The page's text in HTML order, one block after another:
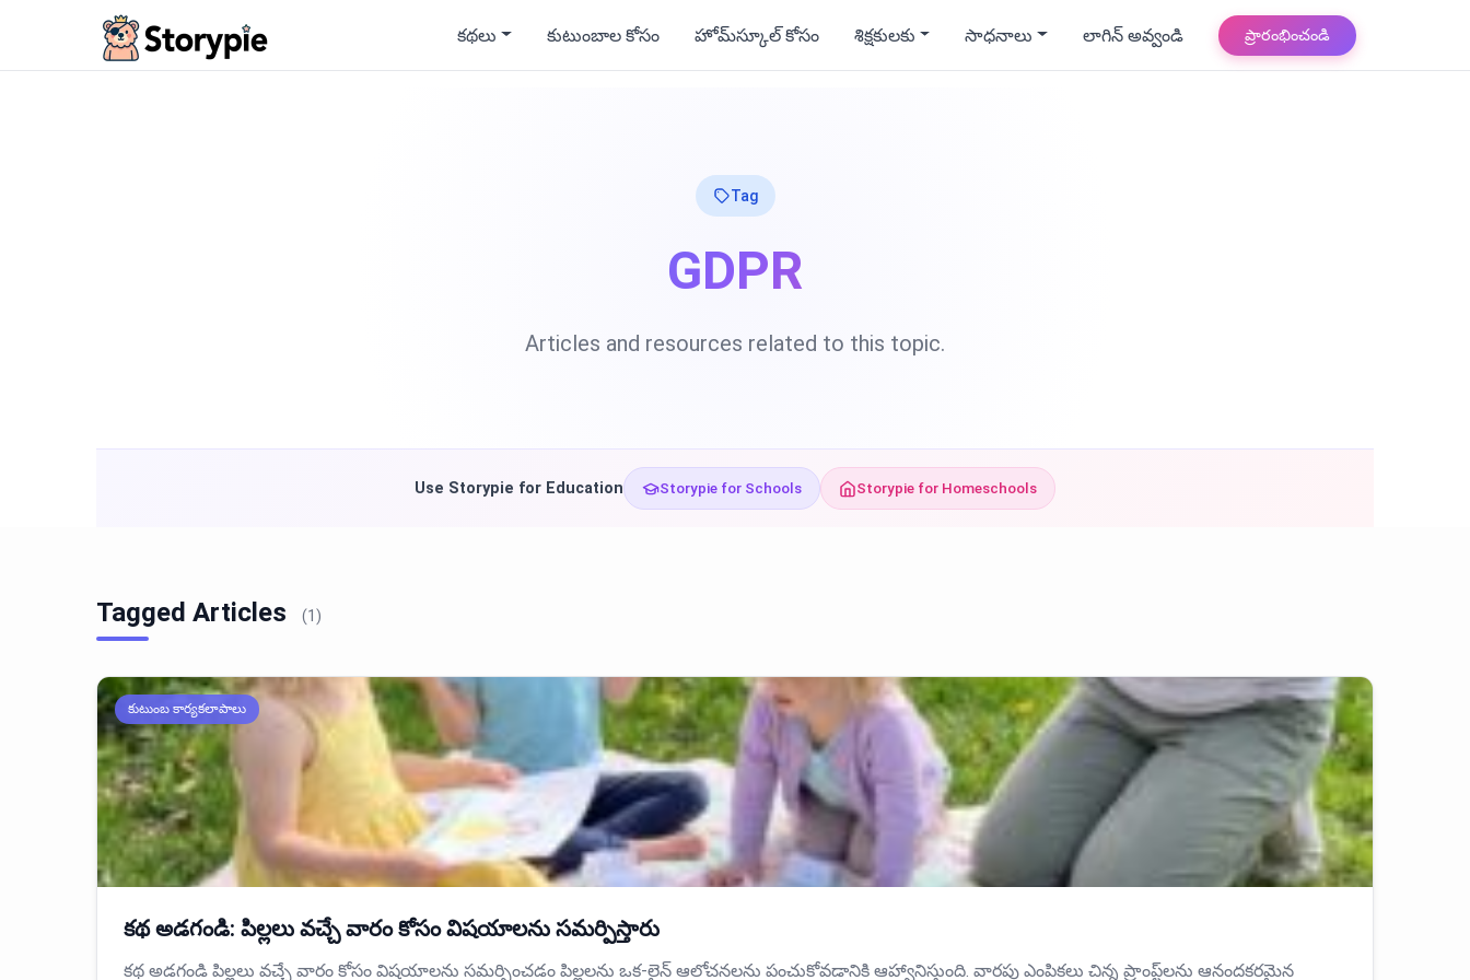
కథలు కుటుంబాల కోసం హోమ్‌స్కూల్ కోసం శిక్షకులకు సాధనాలు లాగిన్ అవ్వండి ప్రారంభించండి
Tag
GDPR
Articles and resources related to this topic.
Use Storypie for Education Storypie for Schools Storypie for Homeschools
Tagged Articles (1)
కుటుంబ కార్యకలాపాలు
కథ అడగండి: పిల్లలు వచ్చే వారం కోసం విషయాలను సమర్పిస్తారు
కథ అడగండి పిల్లలు వచ్చే వారం కోసం విషయాలను సమర్పించడం పిల్లలను ఒక-లైన్ ఆలోచనలను పంచుకోవడానికి ఆహ్వానిస్తుంది. వారపు ఎంపికలు చిన్న ప్రాంప్ట్‌లను ఆనందకరమైన